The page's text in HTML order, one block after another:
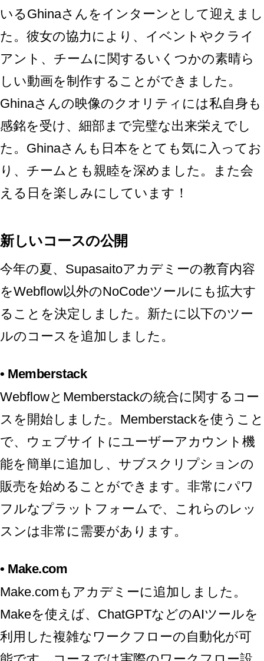
いるGhinaさんをインターンとして迎えまし
た。彼女の協力により、イベントやクライ
アント、チームに関するいくつかの素晴ら
しい動画を制作することができました。
Ghinaさんの映像のクオリティには私自身も
感銘を受け、細部まで完璧な出来栄えでし
た。Ghinaさんも日本をとても気に入ってお
り、チームとも親睦を深めました。また会
える日を楽しみにしています！
新しいコースの公開
今年の夏、Supasaitoアカデミーの教育内容
をWebflow以外のNoCodeツールにも拡大す
ることを決定しました。新たに以下のツー
ルのコースを追加しました。
• Memberstack
WebflowとMemberstackの統合に関するコー
スを開始しました。Memberstackを使うこと
で、ウェブサイトにユーザーアカウント機
能を簡単に追加し、サブスクリプションの
販売を始めることができます。非常にパワ
フルなプラットフォームで、これらのレッ
スンは非常に需要があります。
• Make.com
Make.comもアカデミーに追加しました。
Makeを使えば、ChatGPTなどのAIツールを
利用した複雑なワークフローの自動化が可